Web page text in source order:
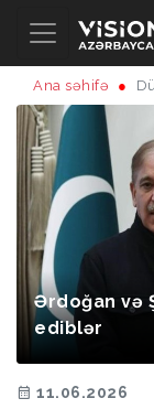
Ana səhifə
Ərdoğan və
ediblər
11.06.2026